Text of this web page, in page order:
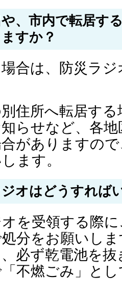
、市内で転居す
すか？
合は、防災ラ
住所へ転居する
らせなど、各
がありますの
ます。
オはどうすれば
を受領する際
分をお願いし
必ず乾電池を
不燃ごみ」と